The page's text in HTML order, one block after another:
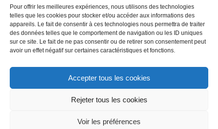
Pour offrir les meilleures expériences, nous utilisons des technologies
telles que les cookies pour stocker et/ou accéder aux informations des
appareils. Le fait de consentir à ces technologies nous permettra de traiter
des données telles que le comportement de navigation ou les ID uniques
sur ce site. Le fait de ne pas consentir ou de retirer son consentement peut
avoir un effet négatif sur certaines caractéristiques et fonctions.
Accepter tous les cookies
Rejeter tous les cookies
Voir les préférences
CONDITIONS DE VENTE
POLITIQUE DE CONFIDENTIALITÉ
ARTICLES POUR LE DÉPISTAGE D’INSECTES